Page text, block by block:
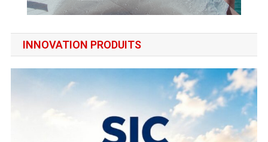
INNOVATION PRODUITS